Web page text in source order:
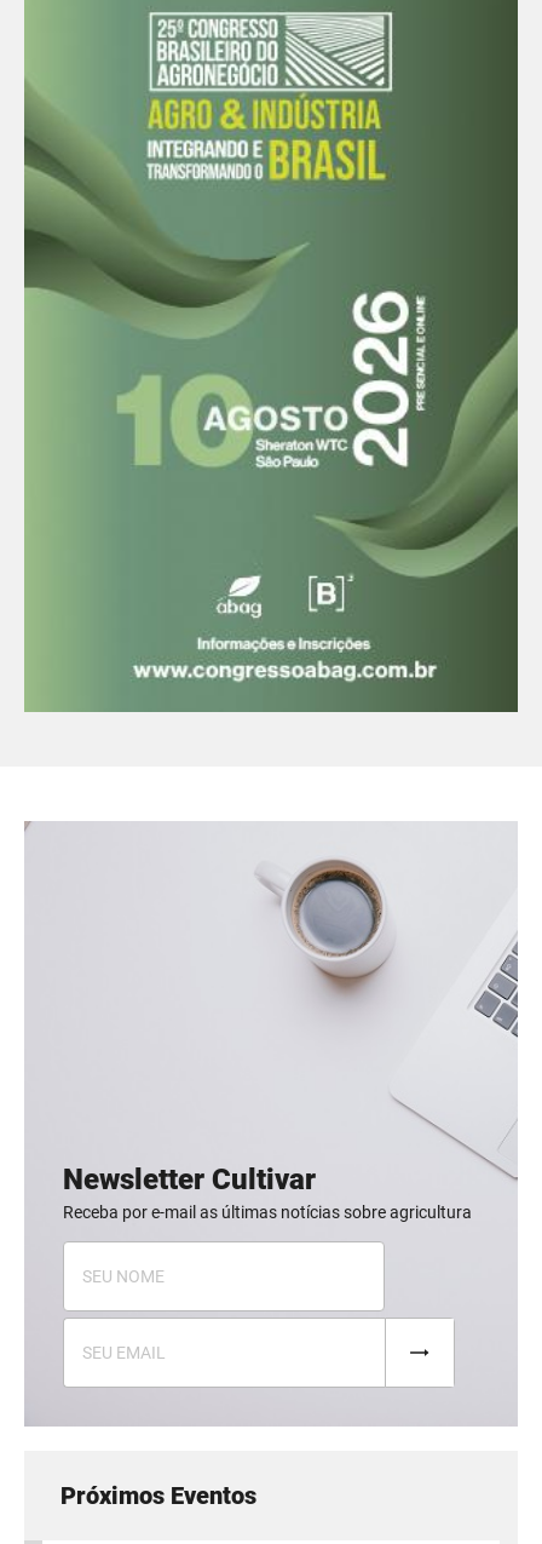
Newsletter Cultivar
Receba por e-mail as últimas notícias sobre agricultura
Próximos Eventos